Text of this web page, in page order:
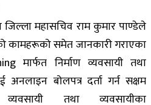
महासचिव राम कुमार पाण्डेले
कामहरूको समेत जानकारी गराएका
मार्फत निर्माण व्यवसायी तथा
अनलाइन बोलपत्र दर्ता गर्न सक्षम
तथा व्यवसायीका